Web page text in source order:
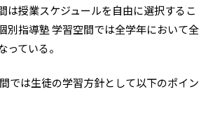
は授業スケジュールを自由に選択するこ
別指導塾 学習空間では全学年において全
ている。
では生徒の学習方針として以下のポイン